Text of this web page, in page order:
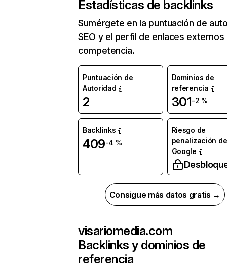
Estadísticas de backlinks
Sumérgete en la puntuación de
SEO y el perfil de enlaces externos
competencia.
Puntuación de
Autoridad
2
Dominios de
referencia
301-2 %
Backlinks
409-4 %
Riesgo de
penalización de
Google
Consigue más datos gratis →
visariomedia.com
Backlinks y dominios de
referencia